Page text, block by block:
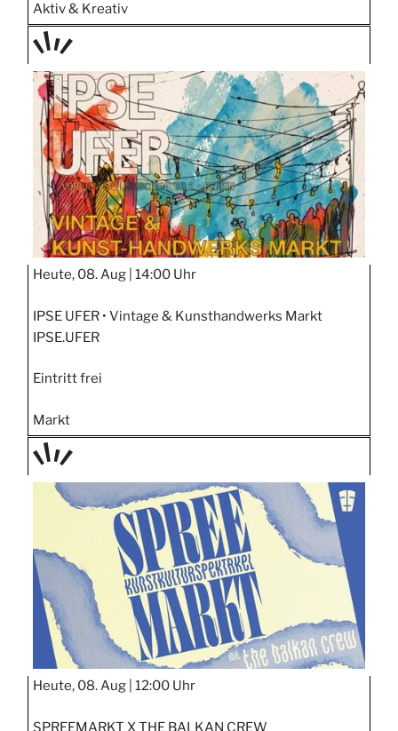
Aktiv & Kreativ
TAGE
STIPP
Heute, 08. Aug | 14:00 Uhr
IPSE UFER • Vintage & Kunsthandwerks Markt
IPSE.UFER
Eintritt frei
Markt
TAGE
STIPP
Heute, 08. Aug | 12:00 Uhr
SPREEMARKT X THE BALKAN CREW